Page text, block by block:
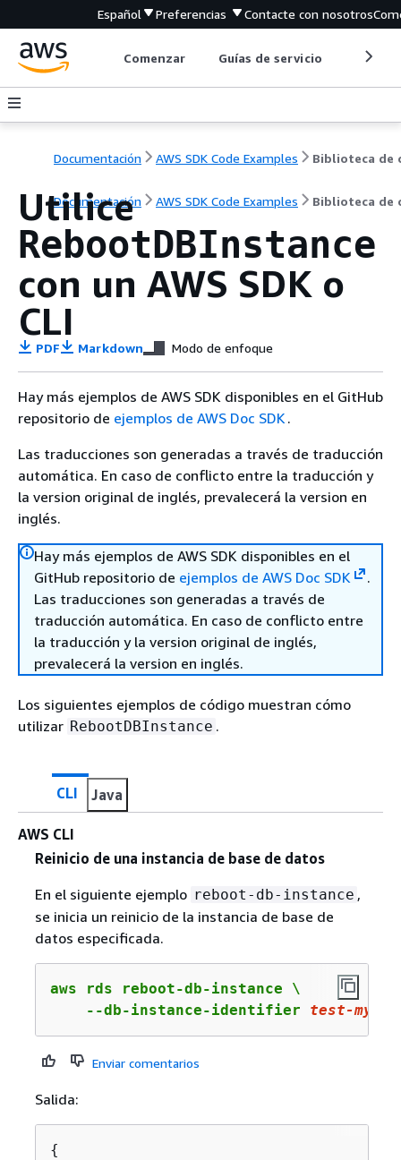
Español Preferencias Contacte con nosotros
Comenzar Guías de servicio
Documentación AWS SDK Code Examples
Documentación AWS SDK Code Examples Biblioteca de
Utilice
RebootDBInstance
con un AWS SDK o
CLI
PDF Markdown Modo de enfoque
Hay más ejemplos de AWS SDK disponibles en el GitHub
repositorio de ejemplos de AWS Doc SDK.
Las traducciones son generadas a través de traducción
automática. En caso de conflicto entre la traducción y
la version original de inglés, prevalecerá la version en
inglés.
Hay más ejemplos de AWS SDK disponibles en el
GitHub repositorio de ejemplos de AWS Doc SDK
.
Las traducciones son generadas a través de
traducción automática. En caso de conflicto entre
la traducción y la version original de inglés,
prevalecerá la version en inglés.
Los siguientes ejemplos de código muestran cómo
utilizar RebootDBInstance .
CLI Java
AWS CLI
Reinicio de una instancia de base de datos
En el siguiente ejemplo reboot-db-instance ,
se inicia un reinicio de la instancia de base de
datos especificada.
aws rds reboot-db-instance \
    --db-instance-identifier
test-
Enviar comentarios
Salida:
{